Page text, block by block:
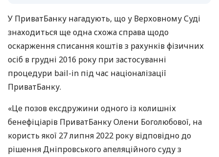
У ПриватБанку нагадують, що у Верховному Суді
знаходиться ще одна схожа справа щодо
оскарження списання коштів з рахунків фізичних
осіб в грудні 2016 року при застосуванні
процедури bail-in під час націоналізації
ПриватБанку.
«Це позов ексдружини одного із колишніх
бенефіціарів ПриватБанку Олени Боголюбової, на
користь якої 27 липня 2022 року відповідно до
рішення Дніпровського апеляційного суду з